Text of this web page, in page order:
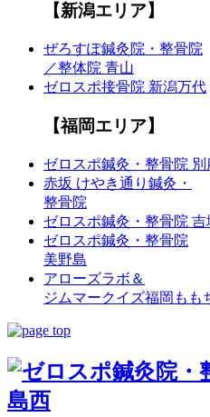
【新潟エリア】
ぜろすぽ鍼灸院・整骨院
／整体院 青山
ゼロスポ接骨院 新潟万代
【福岡エリア】
ゼロスポ鍼灸・整骨院 別
赤坂 けやき通り鍼灸・
整骨院
ゼロスポ鍼灸・整骨院 吉
ゼロスポ鍼灸・整骨院
美野島
アローズラボ＆
ジムマークイズ福岡もも